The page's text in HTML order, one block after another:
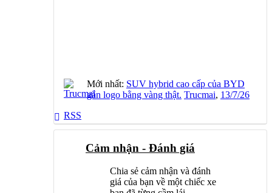
Mới nhất: SUV hybrid cao cấp của BYD
gắn logo bằng vàng thật. Trucmai, 13/7/26
RSS
Cảm nhận - Đánh giá
Chia sẻ cảm nhận và đánh
giá của bạn về một chiếc xe